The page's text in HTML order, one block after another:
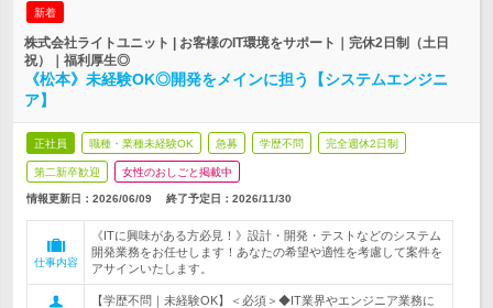
新着
株式会社ライトユニット | お客様のIT環境をサポート｜完休2日制（土日
祝）｜福利厚生◎
《松本》未経験OK◎開発をメインに担う【システムエンジニ
ア】
正社員 職種・業種未経験OK 急募 学歴不問 完全週休2日制
第二新卒歓迎 女性のおしごと掲載中
情報更新日：2026/06/09 終了予定日： 2026/11/30
仕事内容
《ITに興味がある方必見！》設計・開発・テストなどのシステム
開発業務をお任せします！あなたの希望や適性を考慮して案件を
アサインいたします。
【学歴不問｜未経験OK】＜必須＞◆IT業界やエンジニア業務に